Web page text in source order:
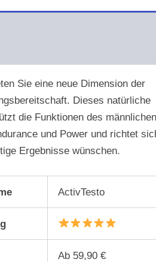
Sie eine neue Dimension der
Dieses natürliche
die Funktionen des männlichen
und Power und richtet
Ergebnisse wünschen.
ActivTesto
Ab 59,90 €